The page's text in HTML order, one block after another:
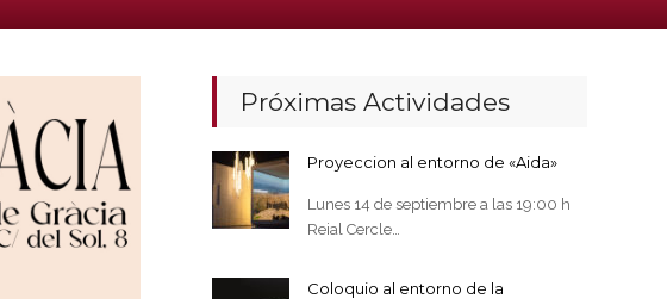
Próximas Actividades
Proyeccion al entorno de «Aida»
Lunes 14 de septiembre a las 19:00 h
Reial Cercle…
Coloquio al entorno de la